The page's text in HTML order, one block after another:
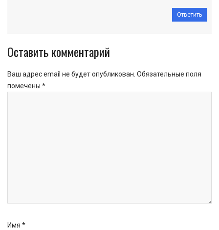
Ответить
Оставить комментарий
Ваш адрес email не будет опубликован. Обязательные поля
помечены *
Имя *